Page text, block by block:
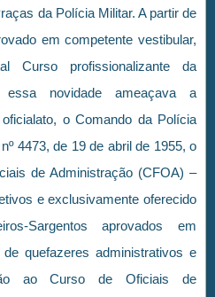
da Polícia Militar. A partir de
em competente vestibular,
Curso profissionalizante da
essa novidade ameaçava a
o Comando da Polícia
4473, de 19 de abril de 1955, o
de Administração (CFOA) –
e exclusivamente oferecido
Sargentos aprovados em
quefazeres administrativos e
ao Curso de Oficiais de